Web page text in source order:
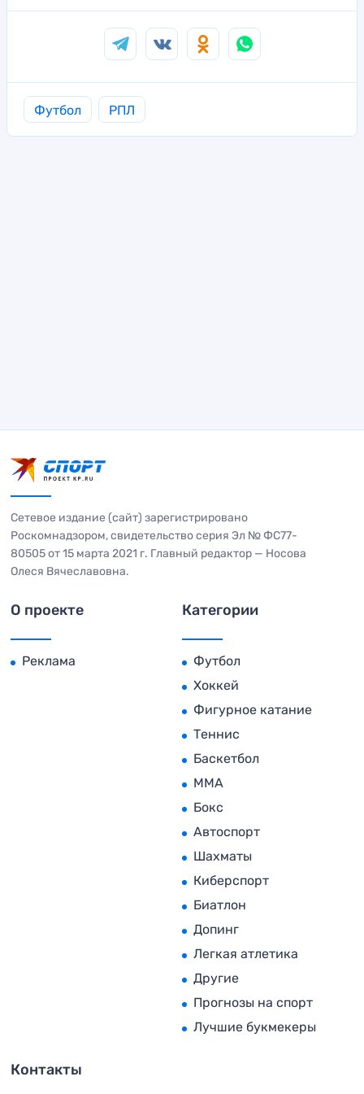
Футбол РПЛ
Сетевое издание (сайт) зарегистрировано
Роскомнадзором, свидетельство серия Эл № ФС77-
80505 от 15 марта 2021 г. Главный редактор — Носова
Олеся Вячеславовна.
О проекте
Реклама
Категории
Футбол
Хоккей
Фигурное катание
Теннис
Баскетбол
MMA
Бокс
Автоспорт
Шахматы
Киберспорт
Биатлон
Допинг
Легкая атлетика
Другие
Прогнозы на спорт
Лучшие букмекеры
Контакты